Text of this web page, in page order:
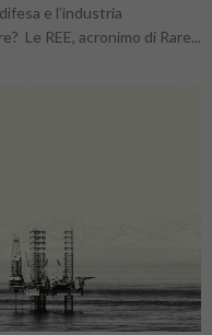
e l’industria
Le REE, acronimo di Rare...